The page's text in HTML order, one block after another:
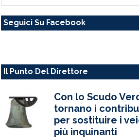
sito
Seguici Su Facebook
Il Punto Del Direttore
Con lo Scudo
tornano i
per sostituire i
più inquinanti